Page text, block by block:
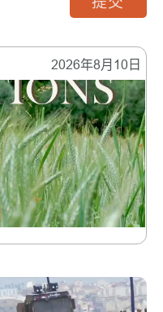
2026年8月10日
提交